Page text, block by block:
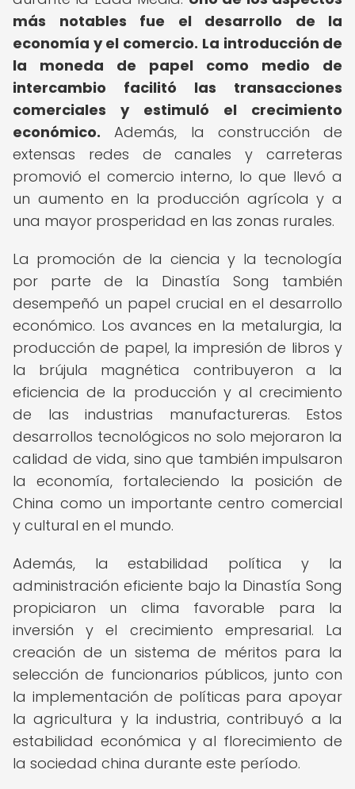
más notables fue el desarrollo de la
economía y el comercio. La introducción de
la moneda de papel como medio de
intercambio facilitó las transacciones
comerciales y estimuló el crecimiento
económico. Además, la construcción de
extensas redes de canales y carreteras
promovió el comercio interno, lo que llevó a
un aumento en la producción agrícola y a
una mayor prosperidad en las zonas rurales.
La promoción de la ciencia y la tecnología
por parte de la Dinastía Song también
desempeñó un papel crucial en el desarrollo
económico. Los avances en la metalurgia, la
producción de papel, la impresión de libros y
la brújula magnética contribuyeron a la
eficiencia de la producción y al crecimiento
de las industrias manufactureras. Estos
desarrollos tecnológicos no solo mejoraron la
calidad de vida, sino que también impulsaron
la economía, fortaleciendo la posición de
China como un importante centro comercial
y cultural en el mundo.
Además, la estabilidad política y la
administración eficiente bajo la Dinastía Song
propiciaron un clima favorable para la
inversión y el crecimiento empresarial. La
creación de un sistema de méritos para la
selección de funcionarios públicos, junto con
la implementación de políticas para apoyar
la agricultura y la industria, contribuyó a la
estabilidad económica y al florecimiento de
la sociedad china durante este período.